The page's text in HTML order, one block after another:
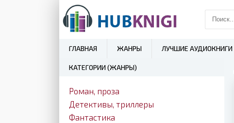
ГЛАВНАЯ ЖАНРЫ ЛУЧШИЕ АУДИОКНИГИ
КАТЕГОРИИ (ЖАНРЫ)
Роман, проза
Детективы, триллеры
Фантастика